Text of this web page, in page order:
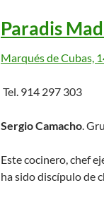
Paradis
Marqués de Cubas,
Tel. 914 297 303
Sergio Camacho.
Este cocinero, chef
ha sido discípulo de